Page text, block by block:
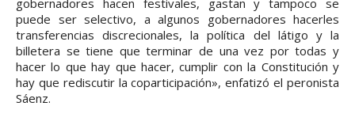
puede ser selectivo, a algunos gobernadores hacerles
transferencias discrecionales, la política del látigo y la
billetera se tiene que terminar de una vez por todas y
hacer lo que hay que hacer, cumplir con la Constitución y
hay que rediscutir la coparticipación», enfatizó el peronista
Sáenz.